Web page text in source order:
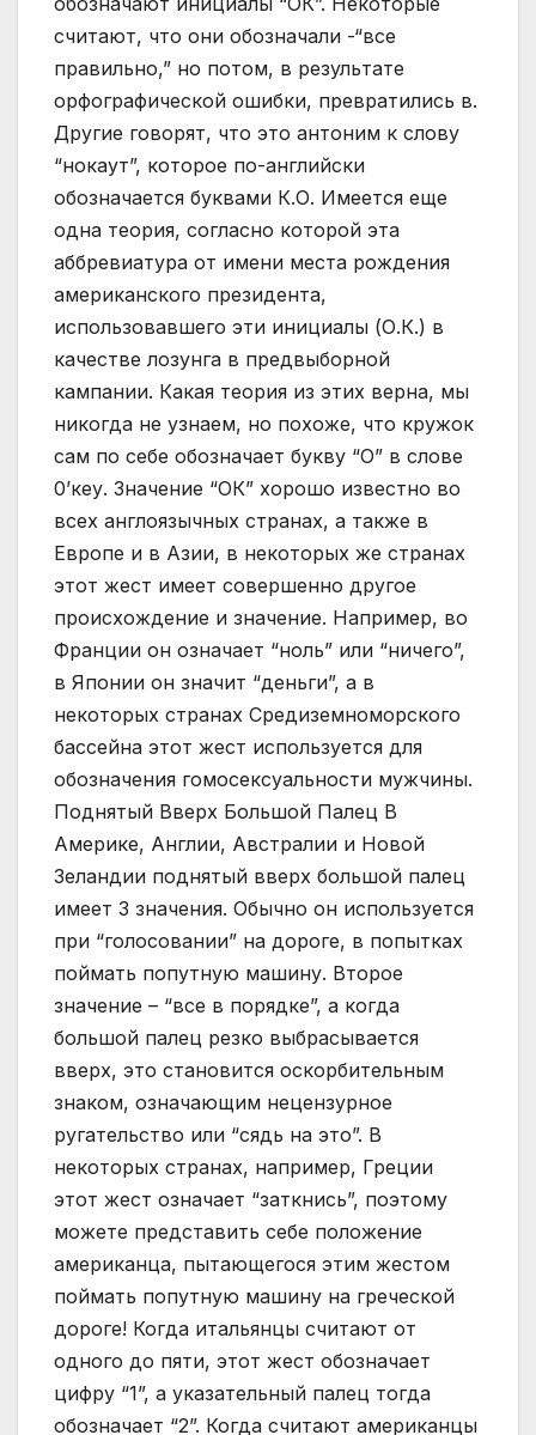
считают, что они обозначали -“все
правильно,” но потом, в результате
орфографической ошибки, превратились в.
Другие говорят, что это антоним к слову
“нокаут”, которое по-английски
обозначается буквами К.О. Имеется еще
одна теория, согласно которой эта
аббревиатура от имени места рождения
американского президента,
использовавшего эти инициалы (О.К.) в
качестве лозунга в предвыборной
кампании. Какая теория из этих верна, мы
никогда не узнаем, но похоже, что кружок
сам по себе обозначает букву “О” в слове
0’кеу. Значение “ОК” хорошо известно во
всех англоязычных странах, а также в
Европе и в Азии, в некоторых же странах
этот жест имеет совершенно другое
происхождение и значение. Например, во
Франции он означает “ноль” или “ничего”,
в Японии он значит “деньги”, а в
некоторых странах Средиземноморского
бассейна этот жест используется для
обозначения гомосексуальности мужчины.
Поднятый Вверх Большой Палец В
Америке, Англии, Австралии и Новой
Зеландии поднятый вверх большой палец
имеет 3 значения. Обычно он используется
при “голосовании” на дороге, в попытках
поймать попутную машину. Второе
значение – “все в порядке”, а когда
большой палец резко выбрасывается
вверх, это становится оскорбительным
знаком, означающим нецензурное
ругательство или “сядь на это”. В
некоторых странах, например, Греции
этот жест означает “заткнись”, поэтому
можете представить себе положение
американца, пытающегося этим жестом
поймать попутную машину на греческой
дороге! Когда итальянцы считают от
одного до пяти, этот жест обозначает
цифру “1”, а указательный палец тогда
обозначает “2”. Когда считают американцы